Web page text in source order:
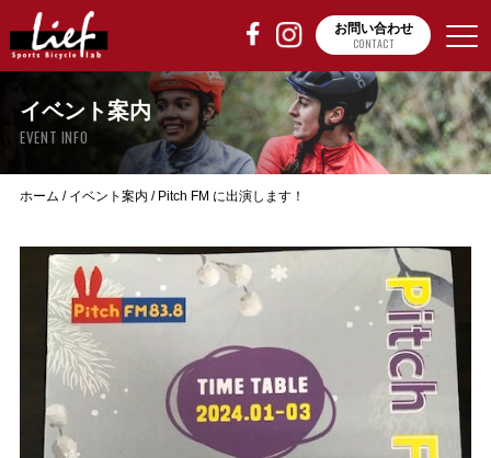
お問い合わせ
CONTACT
イベント案内
EVENT INFO
ホーム / イベント案内 / Pitch FM に出演します！